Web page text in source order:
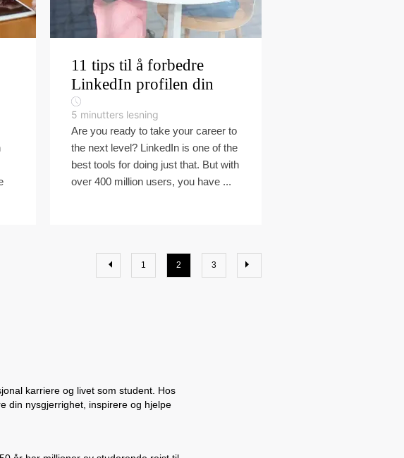
11 tips til å forbedre
LinkedIn profilen din
5 minutters lesning
Are you ready to take your career to
the next level? LinkedIn is one of the
best tools for doing just that. But with
over 400 million users, you have ...
1 2 3
karriere og livet som student. Hos
din nysgjerrighet, inspirere og hjelpe